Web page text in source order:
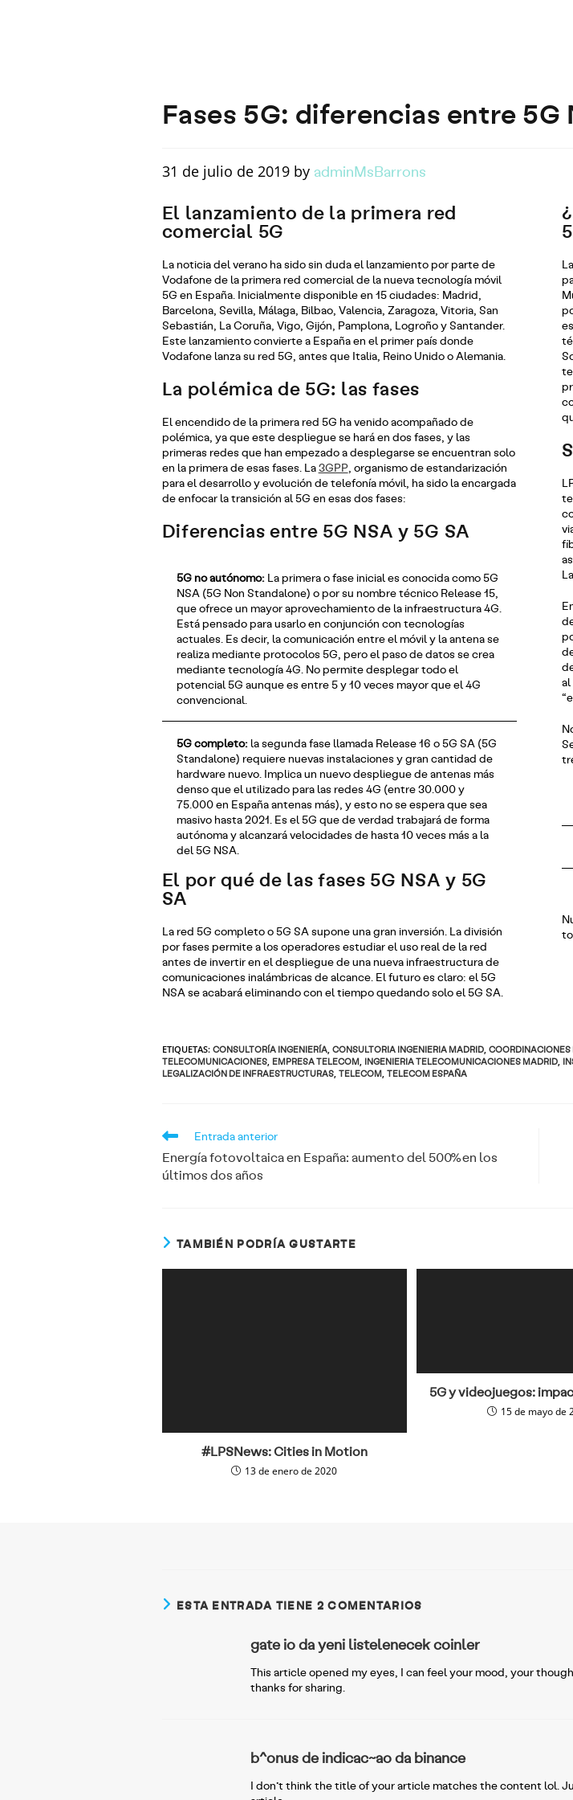
Fases 5G: diferencias entre 5G
31 de julio de 2019 by adminMsBarrons
El lanzamiento de la primera red
comercial 5G
La noticia del verano ha sido sin duda el lanzamiento por parte de
Vodafone de la primera red comercial de la nueva tecnología móvil
5G en España. Inicialmente disponible en 15 ciudades: Madrid,
Barcelona, Sevilla, Málaga, Bilbao, Valencia, Zaragoza, Vitoria, San
Sebastián, La Coruña, Vigo, Gijón, Pamplona, Logroño y Santander.
Este lanzamiento convierte a España en el primer país donde
Vodafone lanza su red 5G, antes que Italia, Reino Unido o Alemania.
La polémica de 5G: las fases
El encendido de la primera red 5G ha venido acompañado de
polémica, ya que este despliegue se hará en dos fases, y las
primeras redes que han empezado a desplegarse se encuentran solo
en la primera de esas fases. La3GPP, organismo de estandarización
para el desarrollo y evolución de telefonía móvil, ha sido la encargada
de enfocar la transición al 5G en esas dos fases:
Diferencias entre 5G NSA y 5G SA
5G no autónomo:La primera o fase inicial es conocida como 5G
NSA (5G Non Standalone) o por su nombre técnico Release 15,
que ofrece un mayor aprovechamiento de la infraestructura 4G.
Está pensado para usarlo en conjunción con tecnologías
actuales. Es decir, la comunicación entre el móvil y la antena se
realiza mediante protocolos 5G, pero el paso de datos se crea
mediante tecnología 4G. No permite desplegar todo el
potencial 5G aunque es entre 5 y 10 veces mayor que el 4G
convencional.
5G completo:la segunda fase llamada Release 16 o 5G SA (5G
Standalone) requiere nuevas instalaciones y gran cantidad de
hardware nuevo. Implica un nuevo despliegue de antenas más
denso que el utilizado para las redes 4G (entre 30.000 y
75.000 en España antenas más), y esto no se espera que sea
masivo hasta 2021. Es el 5G que de verdad trabajará de forma
autónoma y alcanzará velocidades de hasta 10 veces más a la
del 5G NSA.
El por qué de las fases 5G NSA y 5G
SA
La red 5G completo o 5G SA supone una gran inversión. La división
por fases permite a los operadores estudiar el uso real de la red
antes de invertir en el despliegue de una nueva infraestructura de
comunicaciones inalámbricas de alcance. El futuro es claro: el 5G
NSA se acabará eliminando con el tiempo quedando solo el 5G SA.
ETIQUETAS: CONSULTORÍA INGENIERÍA, CONSULTORIA INGENIERIA MADRID, COORDINACIONES
TELECOMUNICACIONES, EMPRESA TELECOM, INGENIERIA TELECOMUNICACIONES MADRID,
LEGALIZACIÓN DE INFRAESTRUCTURAS, TELECOM, TELECOM ESPAÑA
Leer
más
artículos
Entrada anterior
Energía fotovoltaica en España: aumento del 500% en los
últimos dos años
TAMBIÉN PODRÍA GUSTARTE
#LPSNews: Cities in Motion
13 de enero de 2020
5G y videojuegos:
15 de mayo de
ESTA ENTRADA TIENE 2 COMENTARIOS
gate io da yeni listelenecek coinler
This article opened my eyes, I can feel your mood, your
thanks for sharing.
b^onus de indicac~ao da binance
I don’t think the title of your article matches the content lol.